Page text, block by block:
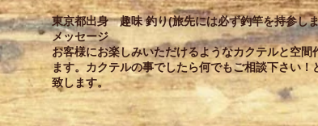
東京都出身趣味 釣り(旅先には必ず釣竿を持参し
メッセージ
お客様にお楽しみいただけるようなカクテルと空間
ます。カクテルの事でしたら何でもご相談下さい！
致します。